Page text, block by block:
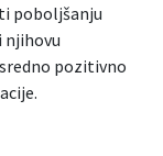
poboljšanju
njihovu
pozitivno